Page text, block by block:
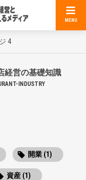
MENU
4
経営の基礎知識
INDUSTRY
開業 (1)
資産 (1)